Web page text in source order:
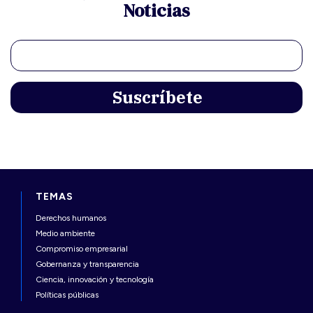
Noticias
TEMAS
Derechos humanos
Medio ambiente
Compromiso empresarial
Gobernanza y transparencia
Ciencia, innovación y tecnología
Políticas públicas